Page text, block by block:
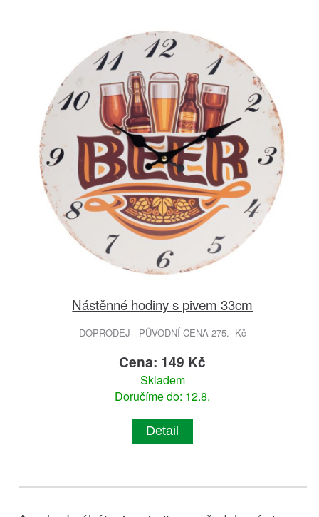
Nástěnné hodiny s pivem 33cm
DOPRODEJ - PŮVODNÍ CENA 275.- Kč
Cena: 149 Kč
Skladem
Doručíme do: 12.8.
Detail